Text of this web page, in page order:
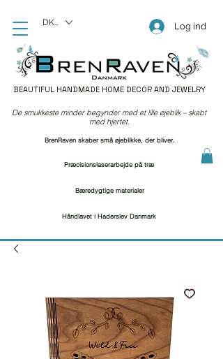
BEAUTIFUL HANDMADE HOME DECOR AND JEWELRY
Log ind
DKK (kr)
Præcisionslaserarbejde på træ
Bæredygtige materialer
Håndlavet i Haderslev Danmark
De smukkeste minder begynder med et lille øjeblik – skabt
med hjertet.
BrenRaven skaber små øjeblikke, der bliver.